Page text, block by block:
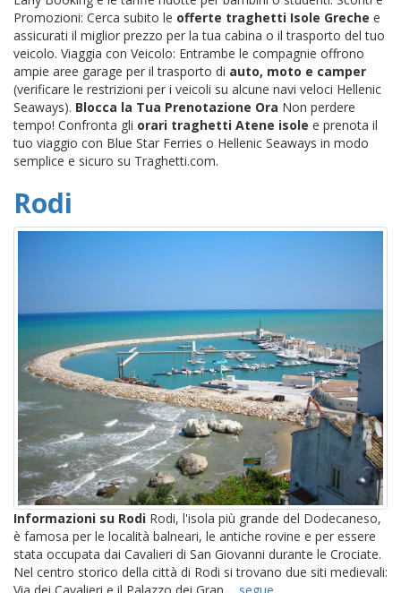
Promozioni: Cerca subito le offerte traghetti Isole Greche e
assicurati il miglior prezzo per la tua cabina o il trasporto del tuo
veicolo. Viaggia con Veicolo: Entrambe le compagnie offrono
ampie aree garage per il trasporto di auto, moto e camper
(verificare le restrizioni per i veicoli su alcune navi veloci Hellenic
Seaways). Blocca la Tua Prenotazione Ora Non perdere
tempo! Confronta gli orari traghetti Atene isole e prenota il
tuo viaggio con Blue Star Ferries o Hellenic Seaways in modo
semplice e sicuro su Traghetti.com.
Rodi
Informazioni su Rodi Rodi, l'isola più grande del Dodecaneso,
è famosa per le località balneari, le antiche rovine e per essere
stata occupata dai Cavalieri di San Giovanni durante le Crociate.
Nel centro storico della città di Rodi si trovano due siti medievali: